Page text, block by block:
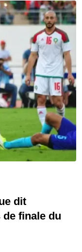
dit
de finale du